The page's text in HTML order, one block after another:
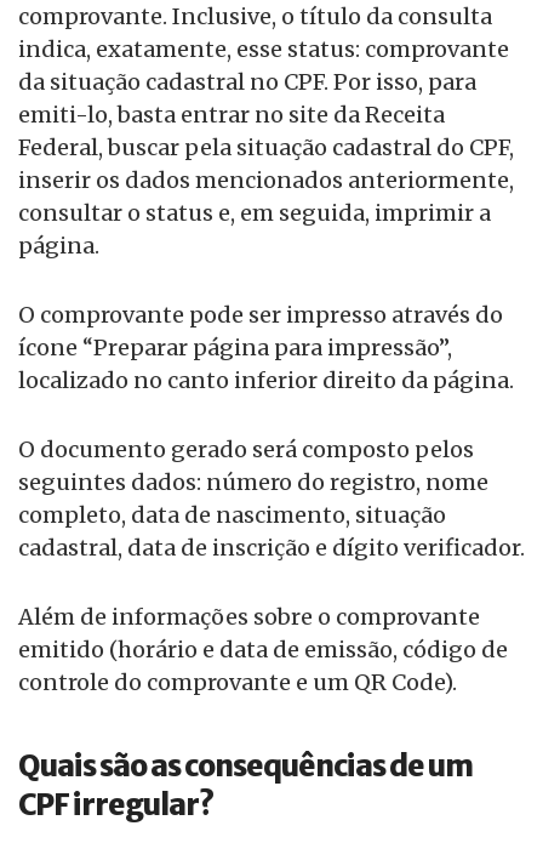
comprovante. Inclusive, o título da consulta
indica, exatamente, esse status: comprovante
da situação cadastral no CPF. Por isso, para
emiti-lo, basta entrar no site da Receita
Federal, buscar pela situação cadastral do CPF,
inserir os dados mencionados anteriormente,
consultar o status e, em seguida, imprimir a
página.
O comprovante pode ser impresso através do
ícone “Preparar página para impressão”,
localizado no canto inferior direito da página.
O documento gerado será composto pelos
seguintes dados: número do registro, nome
completo, data de nascimento, situação
cadastral, data de inscrição e dígito verificador.
Além de informações sobre o comprovante
emitido (horário e data de emissão, código de
controle do comprovante e um QR Code).
Quais são as consequências de um
CPF irregular?